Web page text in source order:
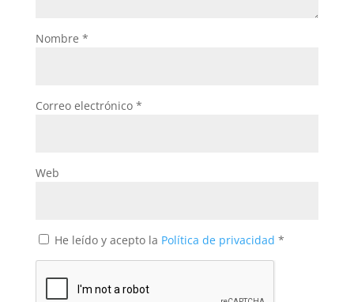
Nombre *
Correo electrónico *
Web
He leído y acepto la Política de privacidad *